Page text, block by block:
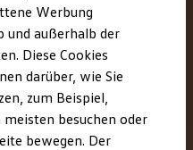
Werbung
und außerhalb der
Diese Cookies
darüber, wie Sie
zum Beispiel,
besuchen oder
bewegen. Der